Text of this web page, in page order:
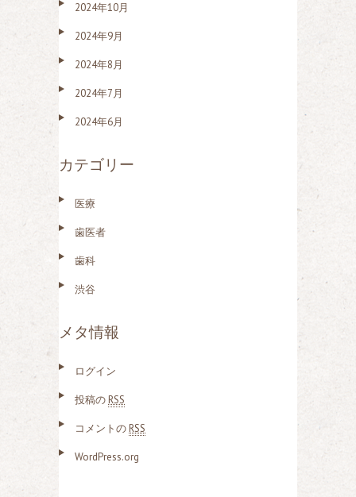
2024年10月
2024年9月
2024年8月
2024年7月
2024年6月
カテゴリー
医療
歯医者
歯科
渋谷
メタ情報
ログイン
投稿のRSS
コメントのRSS
WordPress.org